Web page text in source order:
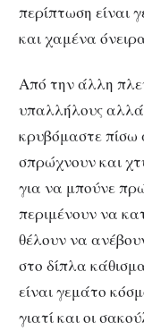
περίπτωση είναι
και χαμένα
Από την άλλη
υπαλλήλους αλλά
κρυβόμαστε πίσω
σπρώχνουν και
για να μπούνε
περιμένουν να
θέλουν να
στο δίπλα
είναι γεμάτο
γιατί και οι